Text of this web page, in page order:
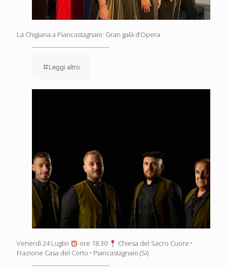
La Chigiana a Piancastagnaio: Gran galà d’Opera
Leggi altro
Venerdì 24 Luglio ore 18.30
Chiesa del Sacro Cuore •
Frazione Casa del Corto • Piancastagnaio (Si)